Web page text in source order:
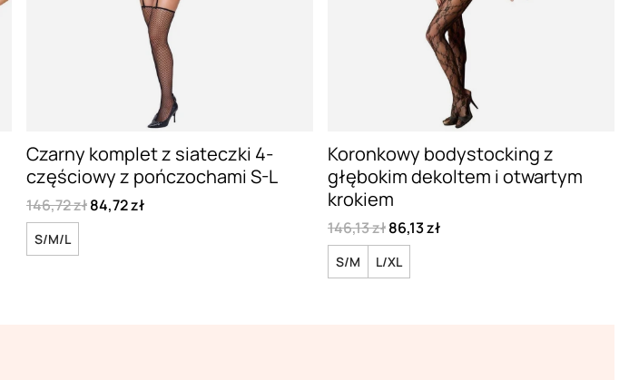
Czarny komplet z siateczki 4-
częściowy z pończochami S-L
146,72 zł84,72 zł
S/M/L
Koronkowy bodystocking z
głębokim dekoltem i otwartym
krokiem
146,13 zł86,13 zł
S/M L/XL